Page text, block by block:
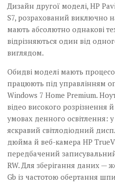
Дизайн другої моделі, HP
S7, розрахований виключно
мають абсолютно однакові
відрізняються один від
виглядом.
Обидві моделі мають
працюють під управлінням
Windows 7 Home Premium.
відео високого розрізнення
умовах денного освітлення:
яскравий світлодіодний
дюйма й веб-камера HP
передбачений
RW. Для зберігання даних —
Gb із частотою обертання